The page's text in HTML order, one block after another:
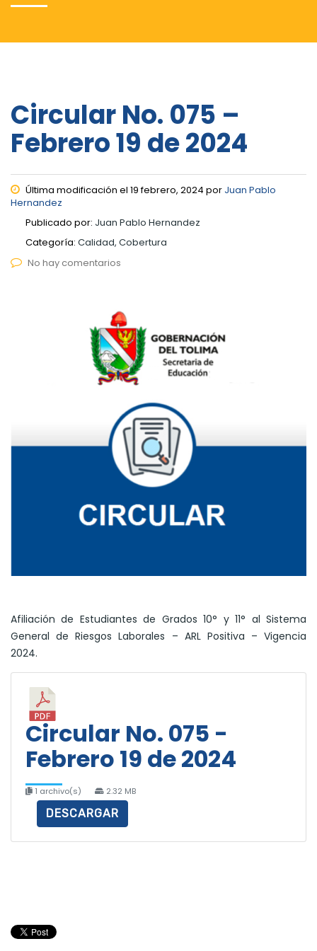
Circular No. 075 –
Febrero 19 de 2024
Última modificación el 19 febrero, 2024 por Juan Pablo
Hernandez
Publicado por: Juan Pablo Hernandez
Categoría: Calidad, Cobertura
No hay comentarios
Afiliación de Estudiantes de Grados 10° y 11° al Sistema
General de Riesgos Laborales – ARL Positiva – Vigencia
2024.
Circular No. 075 -
Febrero 19 de 2024
1 archivo(s) 2.32 MB
DESCARGAR